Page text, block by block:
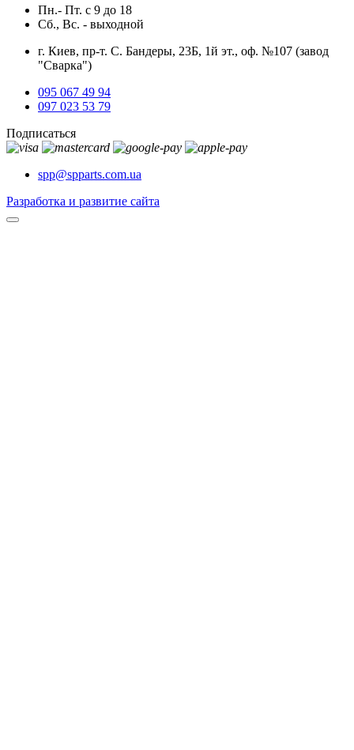
Пн.- Пт. с 9 до 18
Сб., Вс. - выходной
г. Киев, пр-т. С. Бандеры, 23Б, 1й эт., оф. №107 (завод
"Сварка")
095 067 49 94
097 023 53 79
Подписаться
spp@spparts.com.ua
Разработка и развитие сайта